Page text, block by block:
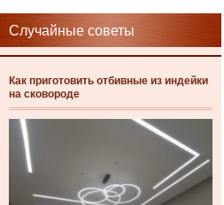
Случайные советы
Как приготовить отбивные из индейки
на сковороде